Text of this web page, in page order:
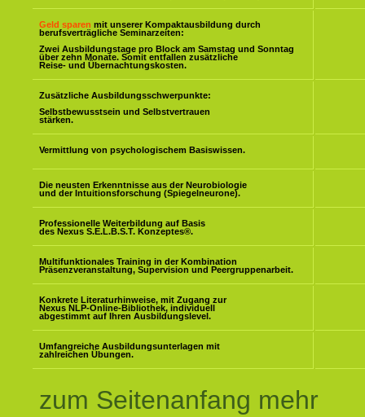
Geld sparen mit unserer Kompaktausbildung durch
berufsverträgliche Seminarzeiten:
Zwei Ausbildungstage pro Block am Samstag und Sonntag
über zehn Monate. Somit entfallen zusätzliche
Reise- und Übernachtungskosten.
Zusätzliche Ausbildungsschwerpunkte:
Selbstbewusstsein und Selbstvertrauen
stärken.
Vermittlung von psychologischem Basiswissen.
Die neusten Erkenntnisse aus der Neurobiologie
und der Intuitionsforschung (Spiegelneurone).
Professionelle Weiterbildung auf Basis
des Nexus S.E.L.B.S.T. Konzeptes®.
Multifunktionales Training in der Kombination
Präsenzveranstaltung, Supervision und Peergruppenarbeit.
Konkrete Literaturhinweise, mit Zugang zur
Nexus NLP-Online-Bibliothek, individuell
abgestimmt auf Ihren Ausbildungslevel.
Umfangreiche Ausbildungsunterlagen mit
zahlreichen Übungen.
zum Seitenanfang mehr